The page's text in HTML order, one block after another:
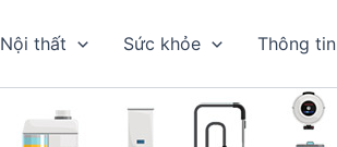
Nội thất Sức khỏe Thông tin